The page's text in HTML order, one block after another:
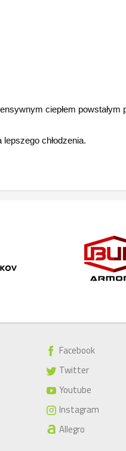
ciepłem powstałym
chłodzenia.
Facebook
Twitter
Youtube
Instagram
Allegro